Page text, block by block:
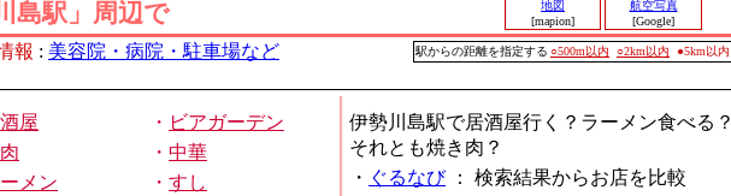
島駅」周辺で
地図
[mapion]
航空写真
[Google]
報 : 美容院・病院・駐車場など 駅からの距離を指定する ○500m以内 ○2km以内 ●5km以内
屋 ・ ビアガーデン
・ 中華
メン ・ すし
伊勢川島駅で居酒屋行く？ラーメン食べる？
それとも焼き肉？
・ ぐるなび： 検索結果からお店を比較